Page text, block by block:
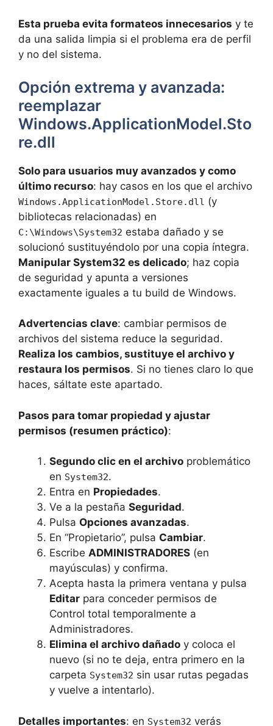
Esta prueba evita formateos innecesarios y te
da una salida limpia si el problema era de perfil
y no del sistema.
Opción extrema y avanzada:
reemplazar
Windows.ApplicationModel.Sto
re.dll
Solo para usuarios muy avanzados y como
último recurso: hay casos en los que el archivo
Windows.ApplicationModel.Store.dll (y
bibliotecas relacionadas) en
C:\Windows\System32 estaba dañado y se
solucionó sustituyéndolo por una copia íntegra.
Manipular System32 es delicado; haz copia
de seguridad y apunta a versiones
exactamente iguales a tu build de Windows.
Advertencias clave: cambiar permisos de
archivos del sistema reduce la seguridad.
Realiza los cambios, sustituye el archivo y
restaura los permisos. Si no tienes claro lo que
haces, sáltate este apartado.
Pasos para tomar propiedad y ajustar
permisos (resumen práctico):
Segundo clic en el archivo problemático
en System32.
Entra en Propiedades.
Ve a la pestaña Seguridad.
Pulsa Opciones avanzadas.
En “Propietario”, pulsa Cambiar.
Escribe ADMINISTRADORES (en
mayúsculas) y confirma.
Acepta hasta la primera ventana y pulsa
Editar para conceder permisos de
Control total temporalmente a
Administradores.
Elimina el archivo dañado y coloca el
nuevo (si no te deja, entra primero en la
carpeta System32 sin usar rutas pegadas
y vuelve a intentarlo).
Detalles importantes: en System32 verás